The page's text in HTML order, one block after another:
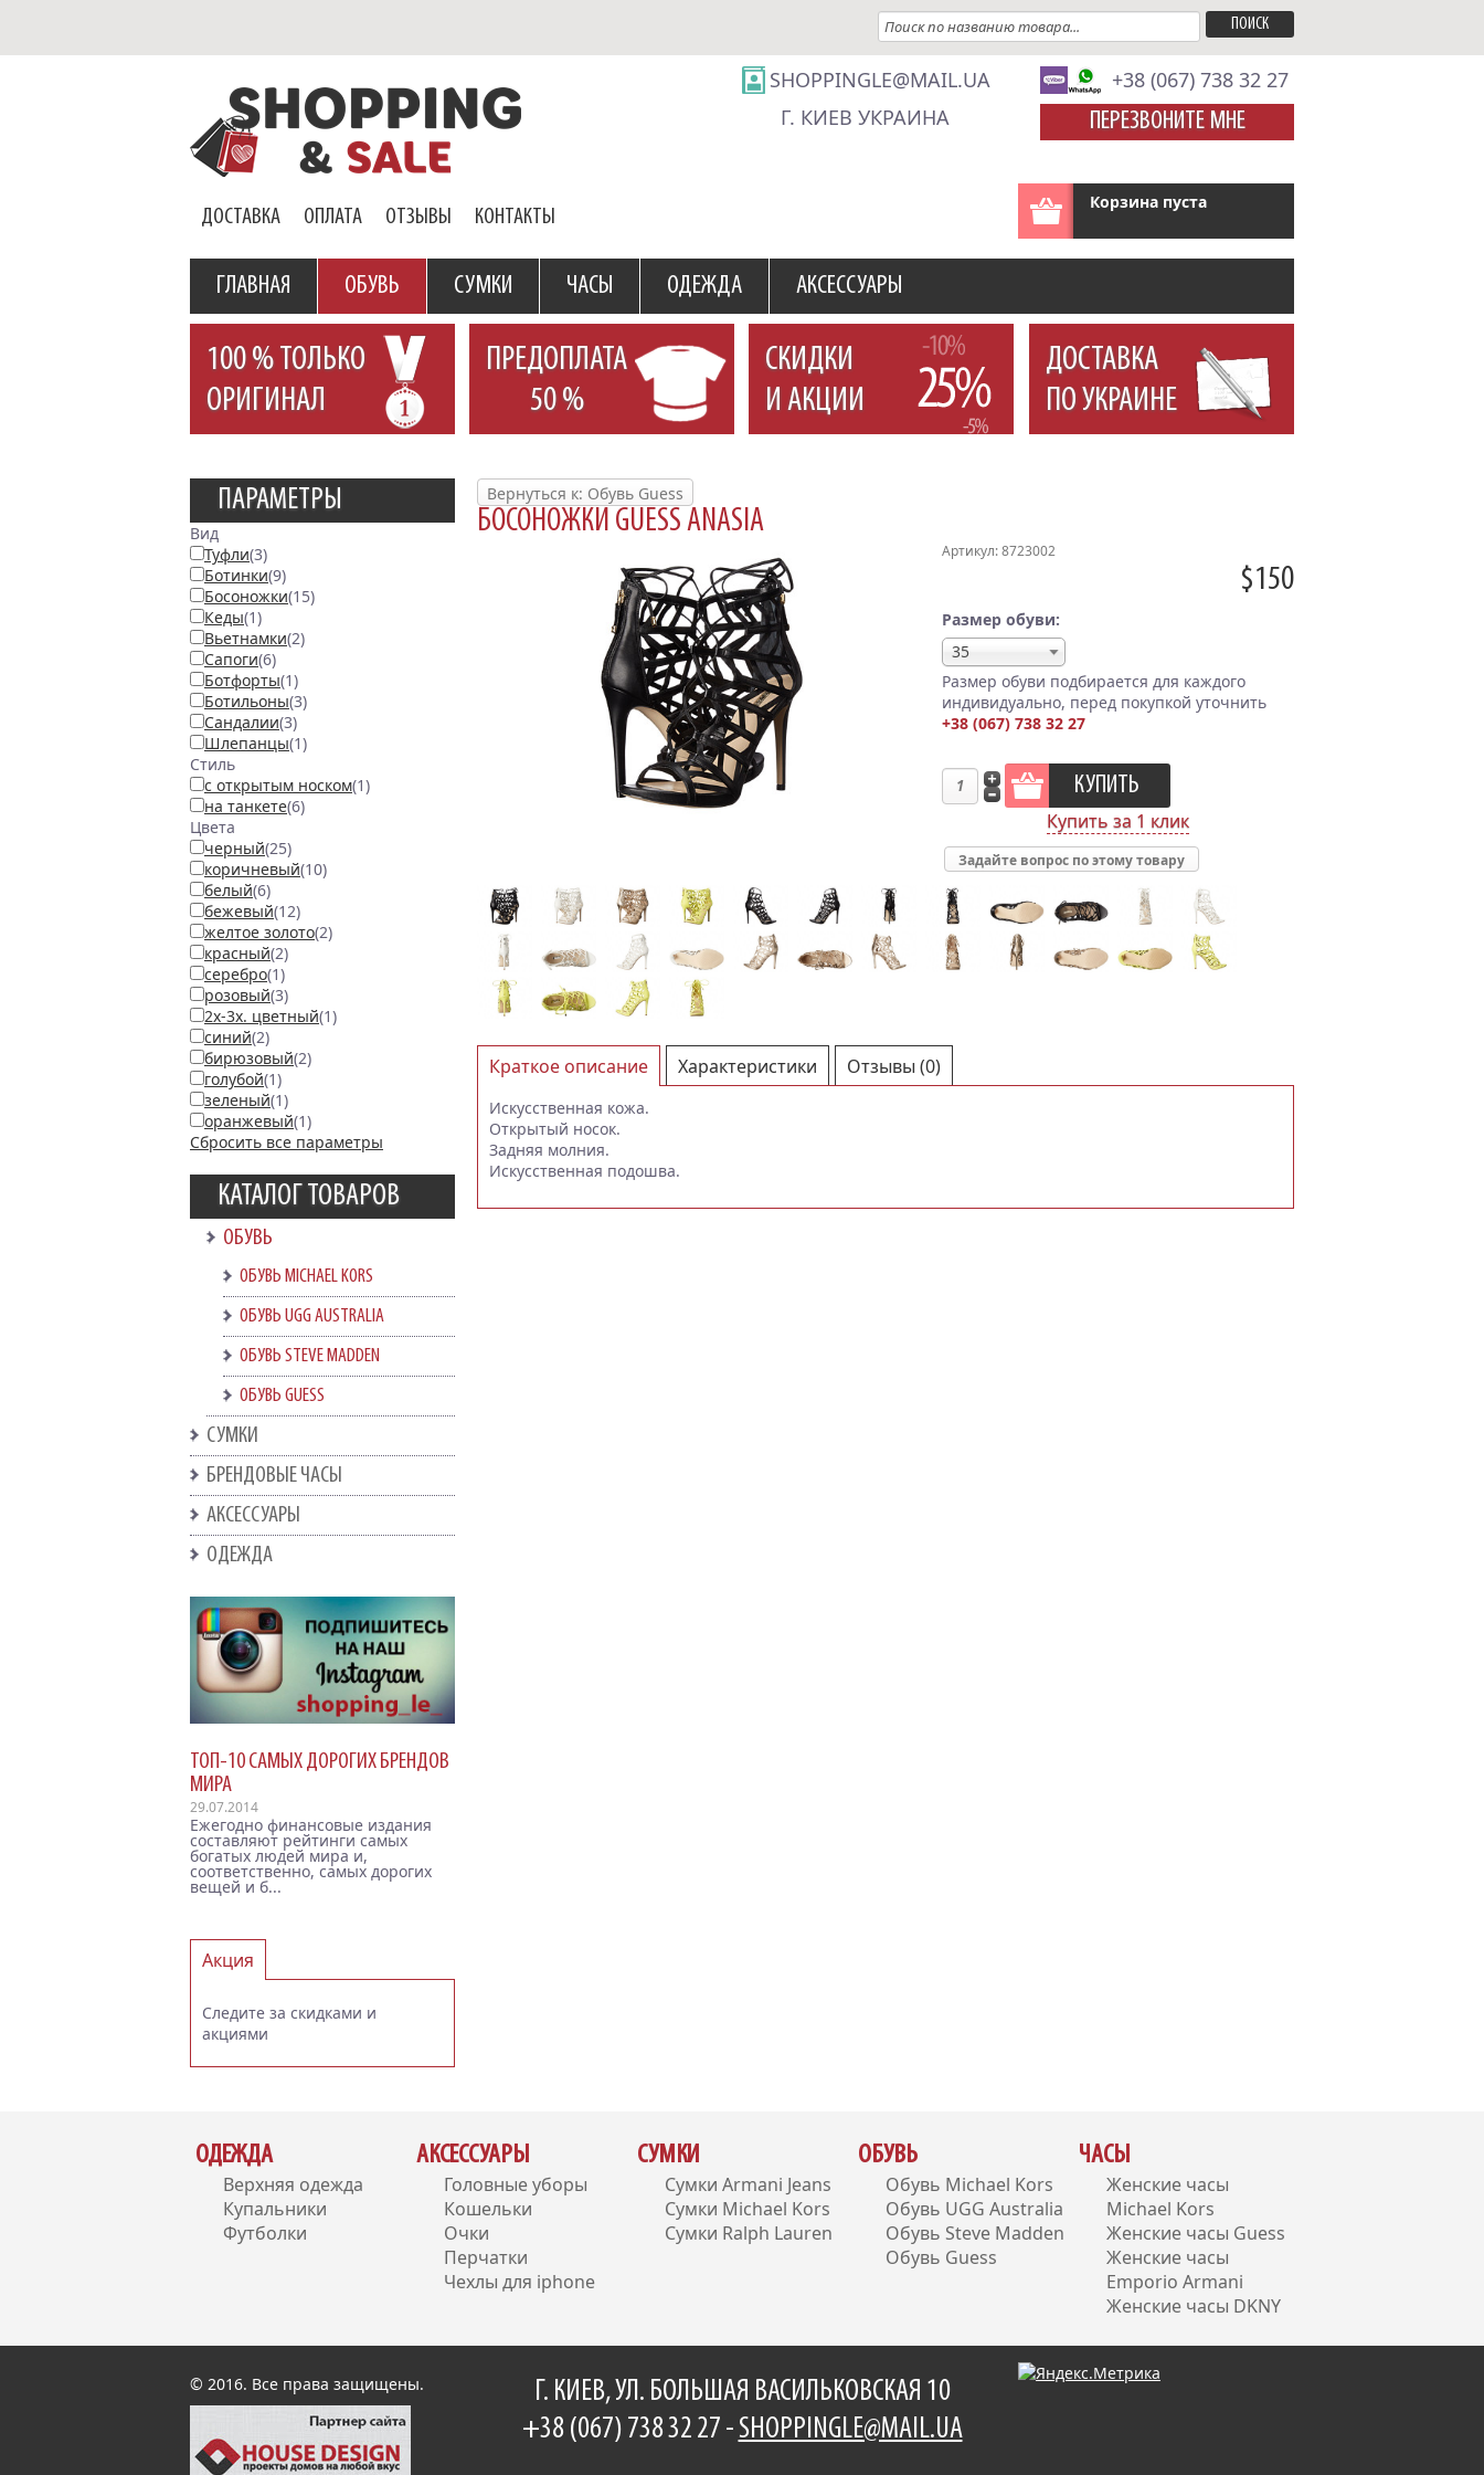
SHOPPINGLE@MAIL.UA
Г. КИЕВ УКРАИНА
+38 (067) 738 32 27
ПЕРЕЗВОНИТЕ МНЕ
Корзина пуста
ДОСТАВКА ОПЛАТА ОТЗЫВЫ КОНТАКТЫ
ГЛАВНАЯ ОБУВЬ СУМКИ ЧАСЫ ОДЕЖДА АКСЕССУАРЫ
100 % ТОЛЬКО
ОРИГИНАЛ
ПРЕДОПЛАТА
50 %
СКИДКИ
И АКЦИИ
ДОСТАВКА
ПО УКРАИНЕ
ПАРАМЕТРЫ
Вид
Туфли(3)
Ботинки(9)
Босоножки(15)
Кеды(1)
Вьетнамки(2)
Сапоги(6)
Ботфорты(1)
Ботильоны(3)
Сандалии(3)
Шлепанцы(1)
Стиль
с открытым носком(1)
на танкете(6)
Цвета
черный(25)
коричневый(10)
белый(6)
бежевый(12)
желтое золото(2)
красный(2)
серебро(1)
розовый(3)
2х-3х. цветный(1)
синий(2)
бирюзовый(2)
голубой(1)
зеленый(1)
оранжевый(1)
Сбросить все параметры
КАТАЛОГ ТОВАРОВ
ОБУВЬ
ОБУВЬ MICHAEL KORS
ОБУВЬ UGG AUSTRALIA
ОБУВЬ STEVE MADDEN
ОБУВЬ GUESS
СУМКИ
БРЕНДОВЫЕ ЧАСЫ
АКСЕССУАРЫ
ОДЕЖДА
ТОП-10 САМЫХ ДОРОГИХ БРЕНДОВ
МИРА
29.07.2014
Ежегодно финансовые издания
составляют рейтинги самых
богатых людей мира и,
соответственно, самых дорогих
вещей и б...
Акция
Следите за скидками и
акциями
Вернуться к: Обувь Guess
БОСОНОЖКИ GUESS ANASIA
Артикул: 8723002
$150
Размер обуви:
35
Размер обуви подбирается для каждого
индивидуально, перед покупкой уточнить
+38 (067) 738 32 27
Купить за 1 клик
Задайте вопрос по этому товару
Краткое описание
Искусственная кожа.
Открытый носок.
Задняя молния.
Искусственная подошва.
Характеристики Отзывы (0)
ОДЕЖДА
Верхняя одежда
Купальники
Футболки
АКСЕССУАРЫ
Головные уборы
Кошельки
Очки
Перчатки
Чехлы для iphone
СУМКИ
Сумки Armani Jeans
Сумки Michael Kors
Сумки Ralph Lauren
ОБУВЬ
Обувь Michael Kors
Обувь UGG Australia
Обувь Steve Madden
Обувь Guess
ЧАСЫ
Женские часы
Michael Kors
Женские часы Guess
Женские часы
Emporio Armani
Женские часы DKNY
© 2016. Все права защищены.
Г. КИЕВ, УЛ. БОЛЬШАЯ ВАСИЛЬКОВСКАЯ 10
+38 (067) 738 32 27 - SHOPPINGLE@MAIL.UA